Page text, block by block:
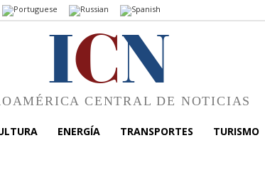
ICN
CENTRAL DE NOTICIAS
ENERGÍA TRANSPORTES TURISMO